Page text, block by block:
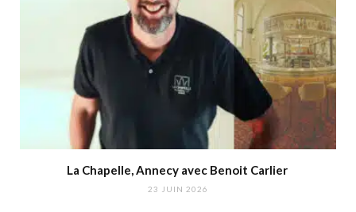
La Chapelle, Annecy avec Benoit Carlier
23 JUIN 2026